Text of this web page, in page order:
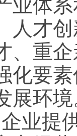
业体
人才
、重
化要
展环
业提